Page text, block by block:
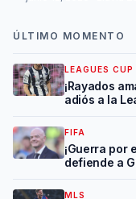
ÚLTIMO MOMENTO
LEAGUES CUP
¡Rayados
adiós a la
FIFA
¡Guerra por
defiende a
MLS